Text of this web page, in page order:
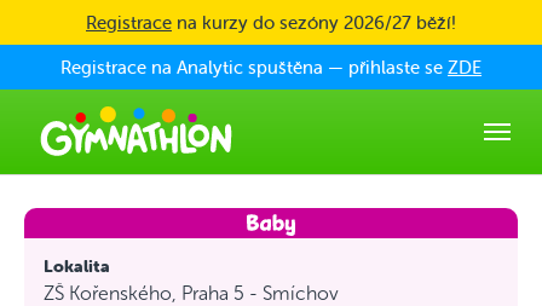
Skip to main content
Registrace na kurzy do sezóny 2026/27 běží!
Registrace na Analytic spuštěna — přihlaste se ZDE
Lokalita
ZŠ Kořenského, Praha 5 - Smíchov